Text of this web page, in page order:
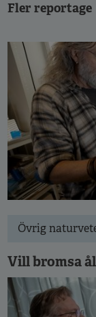
Fler reportage
Övrig
Vill bromsa